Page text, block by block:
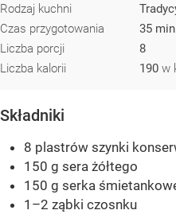
Rodzaj kuchni
Czas przygotowania
35
Liczba porcji
8
Liczba kalorii
190 w
Składniki
8 plastrów szynki
150 g sera żółtego
150 g serka
1–2 ząbki czosnku